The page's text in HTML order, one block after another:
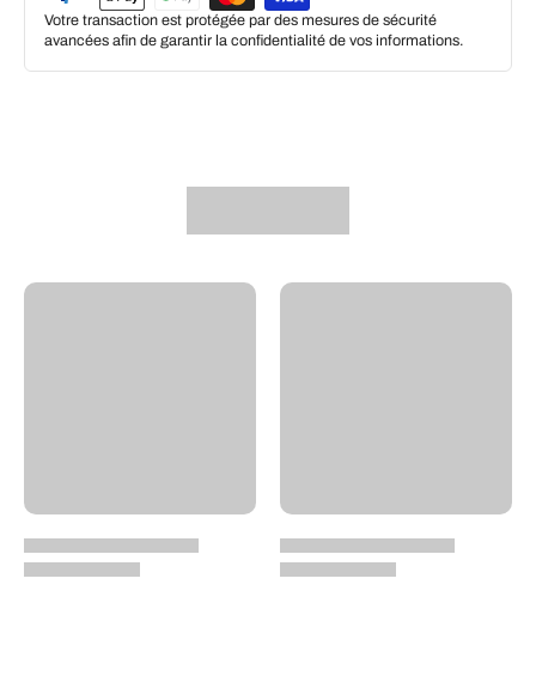
Votre transaction est protégée par des mesures de sécurité
avancées afin de garantir la confidentialité de vos informations.